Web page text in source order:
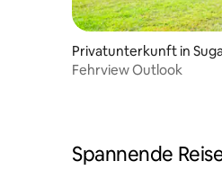
Privatunterkunft in
k
Fehrview Outlook
Spannende